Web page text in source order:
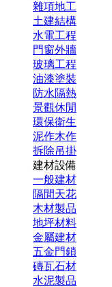
雜項地工
土建結構
水電工程
門窗外牆
玻璃工程
油漆塗裝
防水隔熱
景觀休閒
環保衛生
泥作木作
拆除吊掛
建材設備
一般建材
隔間天花
木材製品
地坪材料
金屬建材
五金門鎖
磚瓦石材
水泥製品